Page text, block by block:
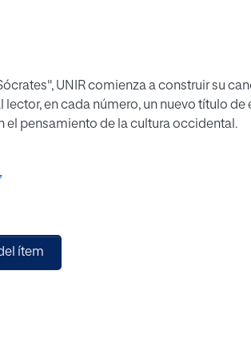
UNIR comienza a construir su
lector, en cada número, un nuevo título
el pensamiento de la cultura occidental.
ítem